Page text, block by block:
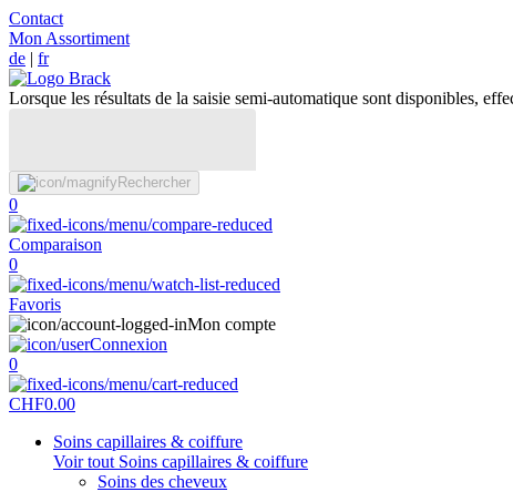
Contact
Mon Assortiment
de | fr
Lorsque les résultats de la saisie semi-automatique sont disponibles,
Rechercher
0
Comparaison
0
Favoris
Mon compte
Connexion
0
CHF0.00
Soins capillaires & coiffure
Voir tout Soins capillaires & coiffure
Soins des cheveux